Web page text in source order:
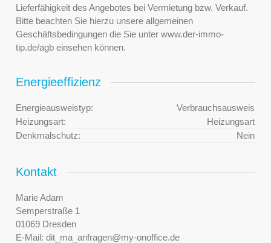
Lieferfähigkeit des Angebotes bei Vermietung bzw. Verkauf.
Bitte beachten Sie hierzu unsere allgemeinen
Geschäftsbedingungen die Sie unter www.der-immo-
tip.de/agb einsehen können.
Energieeffizienz
Energieausweistyp:
Verbrauchsausweis
Heizungsart:
Heizungsart
Denkmalschutz:
Nein
Kontakt
Marie Adam
Semperstraße 1
01069 Dresden
E-Mail: dit_ma_anfragen@my-onoffice.de